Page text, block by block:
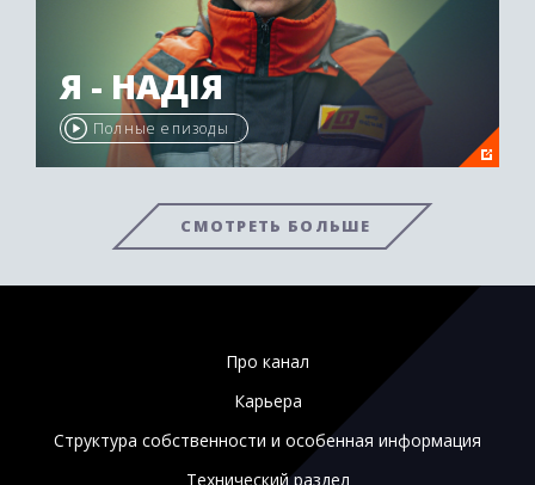
Я - НАДІЯ
Полные епизоды
СМОТРЕТЬ БОЛЬШЕ
Про канал
Карьера
Структура собственности и особенная информация
Технический раздел